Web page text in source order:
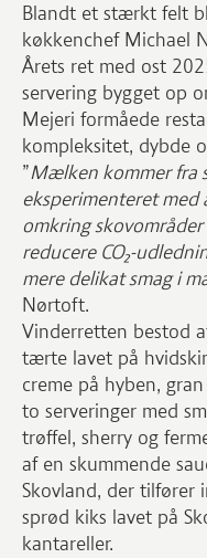
Blandt et stærkt felt
køkkenchef Michael
Årets ret med ost
servering bygget op
Mejeri formåede
kompleksitet, dybde
”Mælken kommer fra
eksperimenteret med
omkring
reducere CO₂-
mere delikat smag i
Nørtoft.
Vinderretten bestod
tærte lavet på
creme på hyben,
to serveringer med
trøffel, sherry og
af en skummende
Skovland, der tilfører
sprød kiks lavet på
kantareller.